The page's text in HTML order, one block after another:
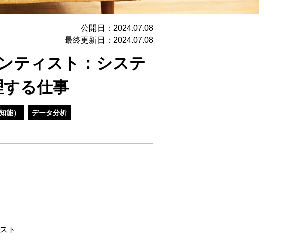
公開日：2024.07.08
最終更新日：2024.07.08
ティスト：システ
る仕事
能） データ分析
ト